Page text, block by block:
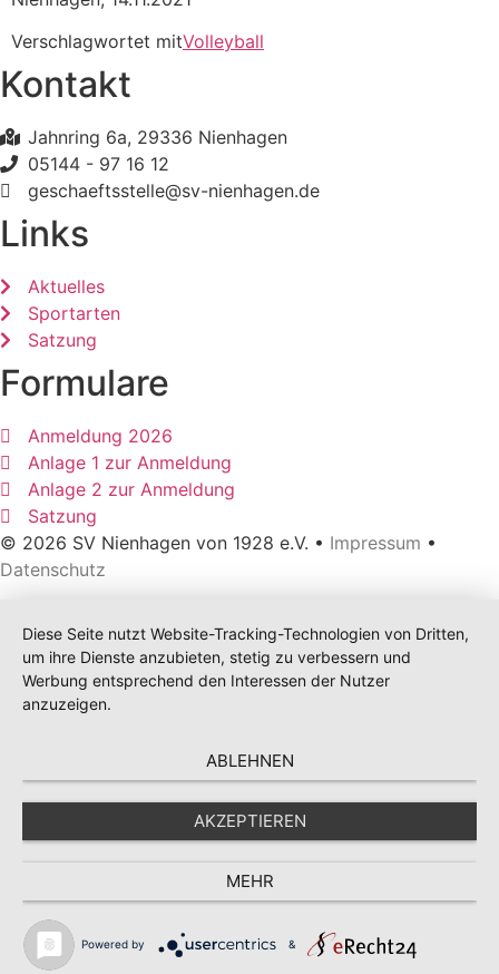
Verschlagwortet mitVolleyball
Kontakt
Jahnring 6a, 29336 Nienhagen
05144 - 97 16 12
geschaeftsstelle@sv-nienhagen.de
Links
Aktuelles
Sportarten
Satzung
Formulare
Anmeldung 2026
Anlage 1 zur Anmeldung
Anlage 2 zur Anmeldung
Satzung
© 2026 SV Nienhagen von 1928 e.V. • Impressum •
Datenschutz
Diese Seite nutzt Website-Tracking-Technologien von Dritten,
um ihre Dienste anzubieten, stetig zu verbessern und
Werbung entsprechend den Interessen der Nutzer
anzuzeigen.
ABLEHNEN
AKZEPTIEREN
MEHR
Powered by &